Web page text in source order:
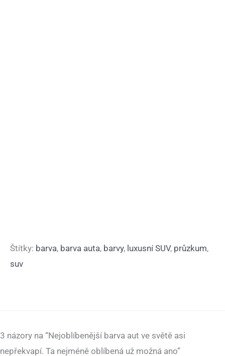
Štítky: barva, barva auta, barvy, luxusní SUV, průzkum,
suv
3 názory na “Nejoblíbenější barva aut ve světě asi
nepřekvapí. Ta nejméně oblíbená už možná ano”